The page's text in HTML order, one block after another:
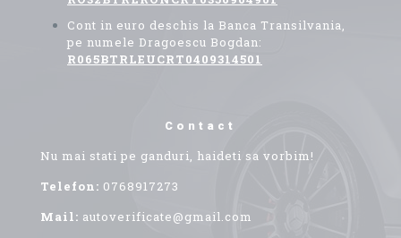
Cont in euro deschis la Banca Transilvania,
pe numele Dragoescu Bogdan:
R065BTRLEUCRT0409314501
Contact
Nu mai stati pe ganduri, haideti sa vorbim!
Telefon: 0768917273
Mail: autoverificate@gmail.com